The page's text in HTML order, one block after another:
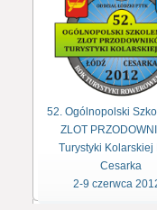
52. Ogólnopolski
ZLOT
Turystyki Kolarskiej
Cesarka
2-9 czerwca